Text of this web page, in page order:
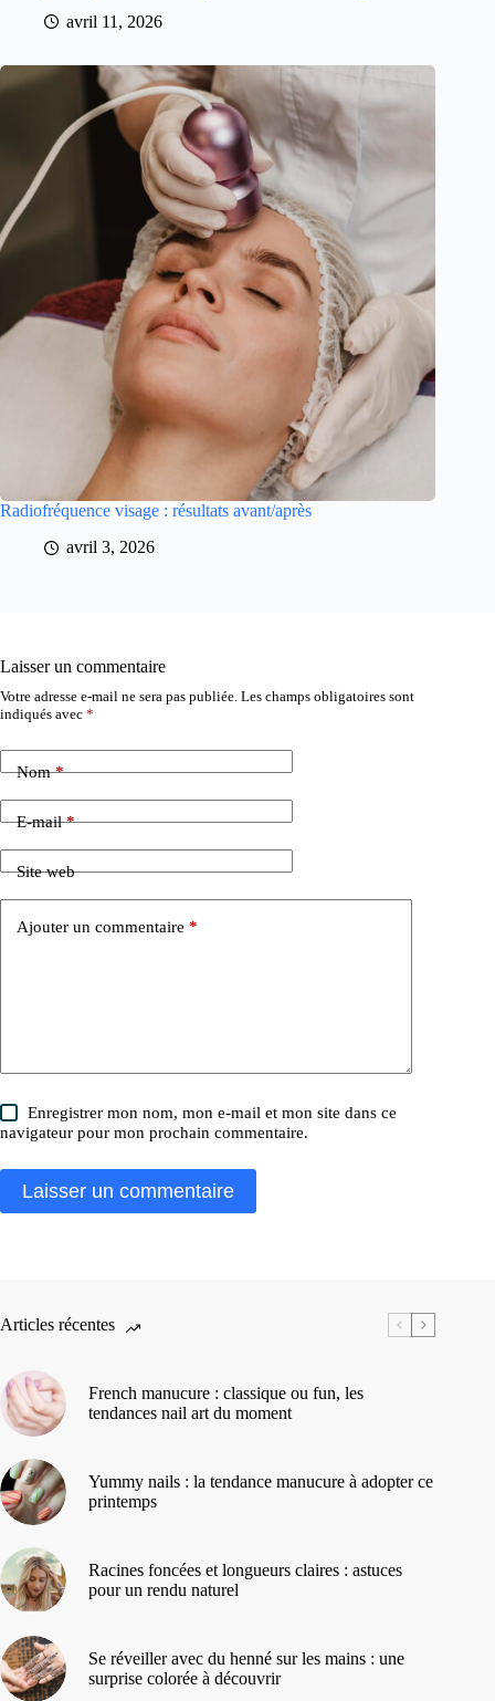
avril 11, 2026
Radiofréquence visage : résultats avant/après
avril 3, 2026
Laisser un commentaire
Votre adresse e-mail ne sera pas publiée. Les champs obligatoires sont
indiqués avec *
Nom*
E-mail*
Site web
Ajouter un commentaire *
Enregistrer mon nom, mon e-mail et mon site dans ce
navigateur pour mon prochain commentaire.
Laisser un commentaire
Articles récentes
French manucure : classique ou fun, les
tendances nail art du moment
Yummy nails : la tendance manucure à adopter ce
printemps
Racines foncées et longueurs claires : astuces
pour un rendu naturel
Se réveiller avec du henné sur les mains : une
surprise colorée à découvrir